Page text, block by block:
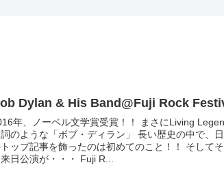
Dylan & His Band@Fuji Rock
年、ノーベル文学賞受賞！！ まさにLiving
のような「ボブ・ディラン」 長い歴史の中で、
ップ記事を飾ったのは初めてのこと！！ そして
日公演が・・・ Fuji R...